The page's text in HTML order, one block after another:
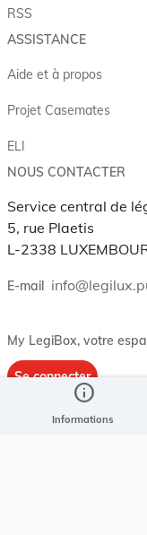
info
Informations
RSS
ASSISTANCE
Aide et à propos
Projet Casemates
ELI
NOUS CONTACTER
Service central de
5, rue Plaetis
L-2338
E-mail
My LegiBox, votre
Se connecter
recherches, soyez